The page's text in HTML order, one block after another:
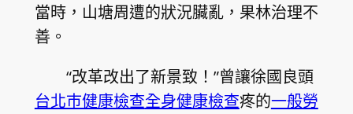
當時，山塘周遭的狀況臟亂，果林治理不
善。
“改革改出了新景致！”曾讓徐國良頭
台北巿健康檢查全身健康檢查疼的一般勞